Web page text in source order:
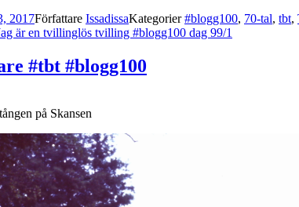
2017Författare IssadissaKategorier#blogg100, 70-tal, tbt,
är en tvillinglös tvilling #blogg100 dag 99/1
#tbt #blogg100
på Skansen